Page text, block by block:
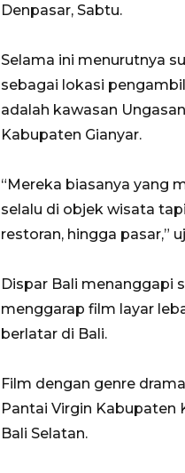
Denpasar, Sabtu.
Selama ini menurutnya
sebagai lokasi
adalah kawasan
Kabupaten Gianyar.
“Mereka biasanya yang
selalu di objek wisata
restoran, hingga pasar,”
Dispar Bali menanggapi
menggarap film layar
berlatar di Bali.
Film dengan genre
Pantai Virgin Kabupaten
Bali Selatan.